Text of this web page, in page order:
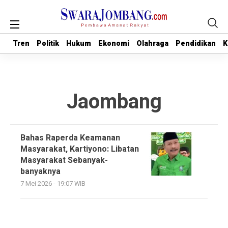
Tren Politik Hukum Ekonomi Olahraga Pendidikan
Tren Politik Hukum Ekonomi Olahraga Pendidikan
Jaombang
Bahas Raperda Keamanan
Masyarakat, Kartiyono: Libatan
Masyarakat Sebanyak-
banyaknya
7 Mei 2026 - 19:07 WIB